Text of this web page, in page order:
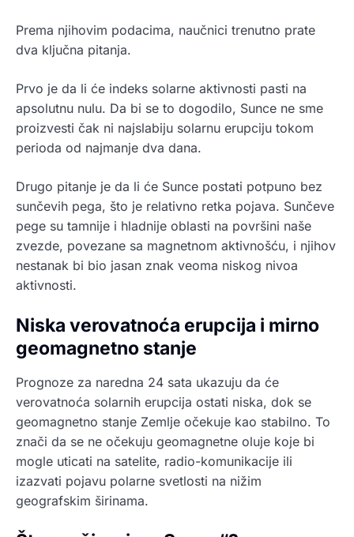
Prema njihovim podacima, naučnici trenutno prate
dva ključna pitanja.
Prvo je da li će indeks solarne aktivnosti pasti na
apsolutnu nulu. Da bi se to dogodilo, Sunce ne sme
proizvesti čak ni najslabiju solarnu erupciju tokom
perioda od najmanje dva dana.
Drugo pitanje je da li će Sunce postati potpuno bez
sunčevih pega, što je relativno retka pojava. Sunčeve
pege su tamnije i hladnije oblasti na površini naše
zvezde, povezane sa magnetnom aktivnošću, i njihov
nestanak bi bio jasan znak veoma niskog nivoa
aktivnosti.
Niska verovatnoća erupcija i mirno
geomagnetno stanje
Prognoze za naredna 24 sata ukazuju da će
verovatnoća solarnih erupcija ostati niska, dok se
geomagnetno stanje Zemlje očekuje kao stabilno. To
znači da se ne očekuju geomagnetne oluje koje bi
mogle uticati na satelite, radio-komunikacije ili
izazvati pojavu polarne svetlosti na nižim
geografskim širinama.